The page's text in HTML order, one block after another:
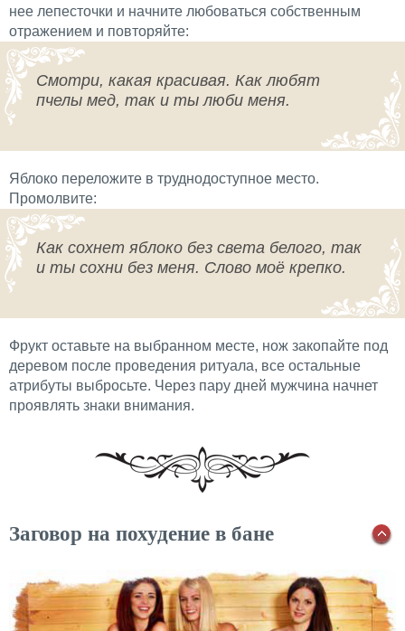
нее лепесточки и начните любоваться собственным
отражением и повторяйте:
Смотри, какая красивая. Как любят
пчелы мед, так и ты люби меня.
Яблоко переложите в труднодоступное место.
Промолвите:
Как сохнет яблоко без света белого, так
и ты сохни без меня. Слово моё крепко.
Фрукт оставьте на выбранном месте, нож закопайте под
деревом после проведения ритуала, все остальные
атрибуты выбросьте. Через пару дней мужчина начнет
проявлять знаки внимания.
Заговор на похудение в бане